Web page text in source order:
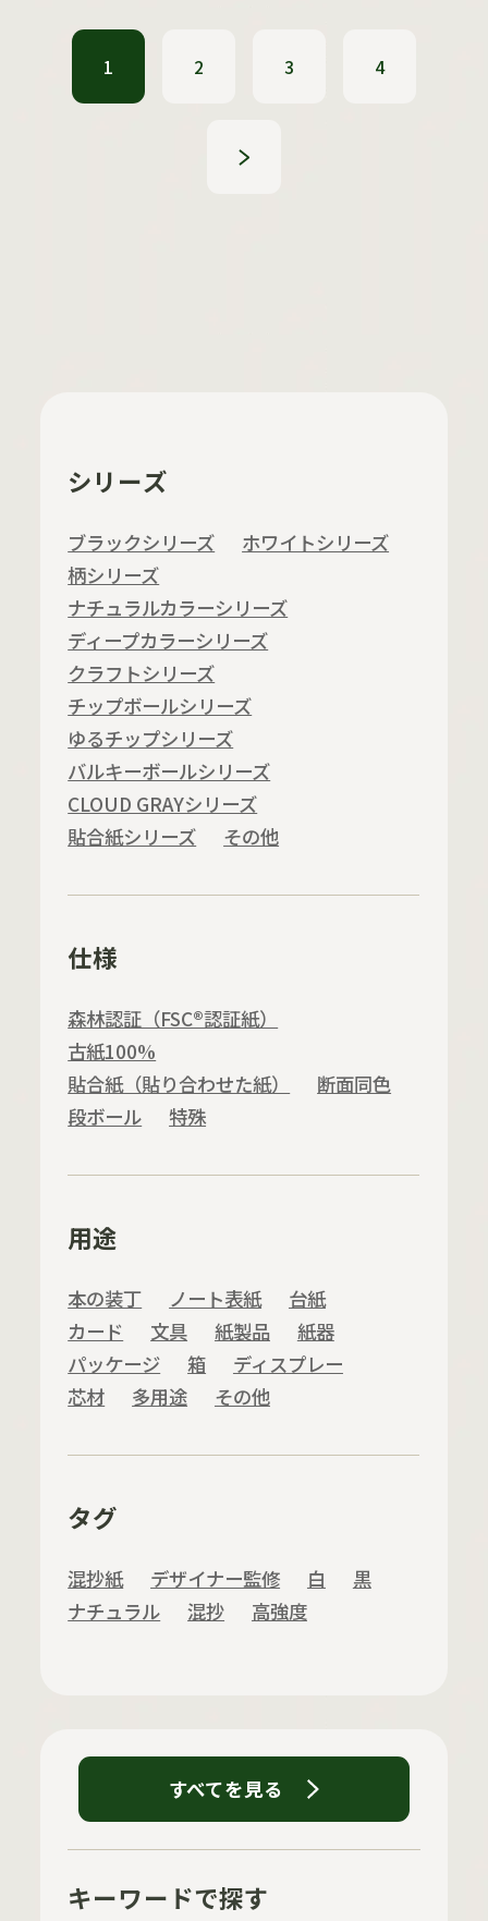
1 2 3 4
»
シリーズ
ブラックシリーズ
ホワイトシリーズ
柄シリーズ
ナチュラルカラーシリーズ
ディープカラーシリーズ
クラフトシリーズ
チップボールシリーズ
ゆるチップシリーズ
バルキーボールシリーズ
CLOUD GRAYシリーズ
貼合紙シリーズ
その他
仕様
森林認証（FSC®認証紙）
古紙100%
貼合紙（貼り合わせた紙）
断面同色
段ボール
特殊
用途
本の装丁 ノート表紙
台紙
カード
文具 紙製品
紙器
パッケージ
箱
ディスプレー
芯材
多用途 その他
タグ
混抄紙 デザイナー監修 白
黒
ナチュラル
混抄 高強度
すべてを見る
キーワードで探す